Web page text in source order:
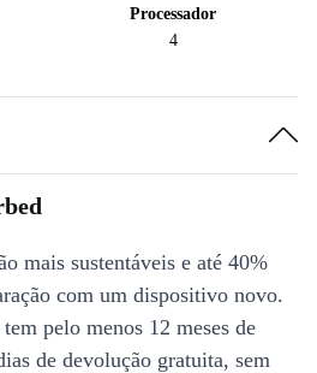
Processador
4
mais sustentáveis e até 40%
com um dispositivo novo.
pelo menos 12 meses de
de devolução gratuita, sem